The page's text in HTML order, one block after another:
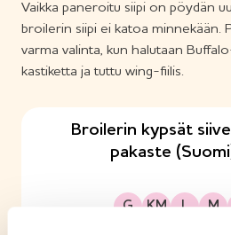
Vaikka paneroitu siipi on pöydän
broilerin siipi ei katoa minnekään.
varma valinta, kun halutaan
kastiketta ja tuttu wing-fiilis.
Broilerin kypsät
pakaste
G
Gluteeniton KM
Kananmunaton LLaktoositon M
Maitoproteiiniton